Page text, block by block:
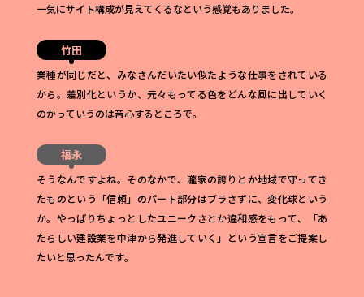
一気にサイト構成が見えてくるなという感覚もありました。
竹田
業種が同じだと、みなさんだいたい似たような仕事をされている
から。差別化というか、元々もってる色をどんな風に出していく
のかっていうのは苦心するところで。
福永
そうなんですよね。そのなかで、瀧家の誇りとか地域で守ってき
たものという「信頼」のパート部分はブラさずに、変化球という
か。やっぱりちょっとしたユニークさとか違和感をもって、「あ
たらしい建設業を中津から発進していく」という宣言をご提案し
たいと思ったんです。